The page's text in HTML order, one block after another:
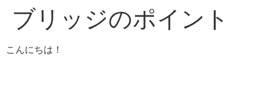
ブリッジのポイント
こんにちは！